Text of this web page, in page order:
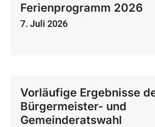
Ferienprogramm 2026
7. Juli 2026
Vorläufige Ergebnisse
Bürgermeister- und
Gemeinderatswahl